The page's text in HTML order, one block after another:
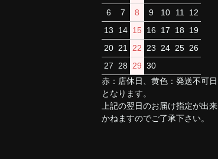
6
7 8 9 10 11
12
13
14 15 16 17 18
19
20 21 22 23 24 25 26
27
28 29 30
赤：店休日、黄色：発送不可日
となります。
上記の翌日のお届け指定が出来
かねますのでご了承下さい。